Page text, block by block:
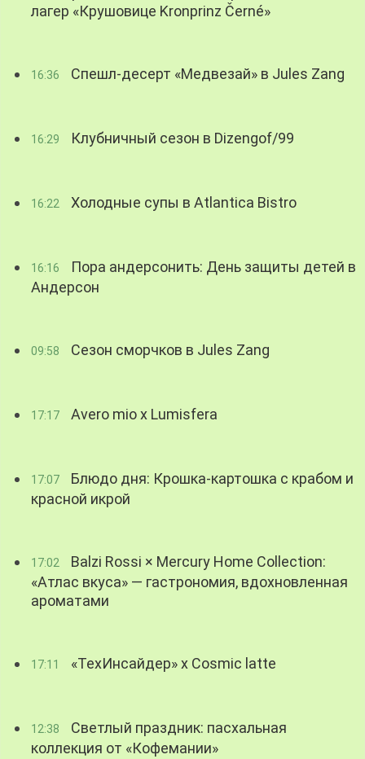
лагер «Крушовице Kronprinz Černé»
16:36 Спешл-десерт «Медвезай» в Jules Zang
16:29 Клубничный сезон в Dizengof/99
16:22 Холодные супы в Atlantica Bistro
16:16
Пора андерсонить: День защиты детей в
Андерсон
09:58 Сезон сморчков в Jules Zang
17:17 Avero mio x Lumisfera
17:07
Блюдо дня: Крошка-картошка с крабом и
красной икрой
17:02
Balzi Rossi × Mercury Home Collection:
«Атлас вкуса» — гастрономия, вдохновленная
ароматами
17:11 «ТехИнсайдер» х Cosmic latte
12:38
Светлый праздник: пасхальная
коллекция от «Кофемании»